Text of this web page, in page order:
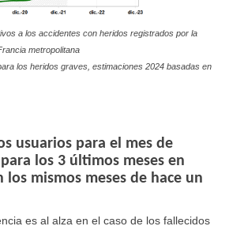
a los accidentes con heridos registrados por la
metropolitana
los heridos graves, estimaciones 2024 basadas en
usuarios para el mes de
los 3 últimos meses en
los mismos meses de hace un
es al alza en el caso de los fallecidos